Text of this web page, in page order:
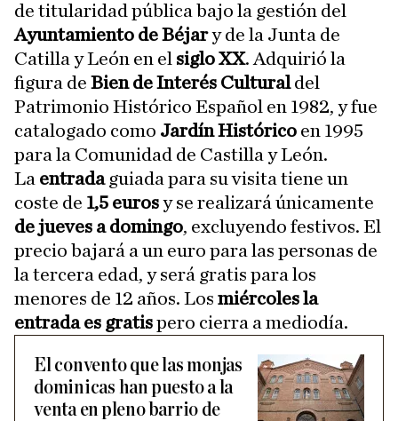
de titularidad pública bajo la gestión del
Ayuntamiento de Béjary de la Junta de
Catilla y León en el siglo XX. Adquirió la
figura de Bien de Interés Culturaldel
Patrimonio Histórico Español en 1982, y fue
catalogado como Jardín Histórico en 1995
para la Comunidad de Castilla y León.
La entrada guiada para su visita tiene un
coste de 1,5 eurosy se realizará únicamente
de jueves a domingo, excluyendo festivos. El
precio bajará a un euro para las personas de
la tercera edad, y será gratis para los
menores de 12 años. Los miércoles la
entrada es gratispero cierra a mediodía.
El convento que las monjas
dominicas han puesto a la
venta en pleno barrio de